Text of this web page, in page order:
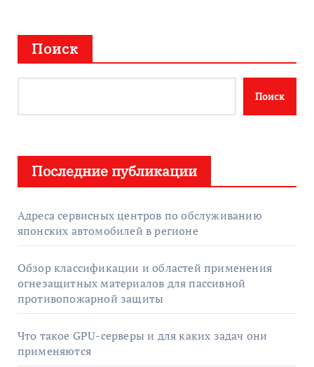
Поиск
Поиск
Последние публикации
Адреса сервисных центров по обслуживанию
японских автомобилей в регионе
Обзор классификации и областей применения
огнезащитных материалов для пассивной
противопожарной защиты
Что такое GPU-серверы и для каких задач они
применяются